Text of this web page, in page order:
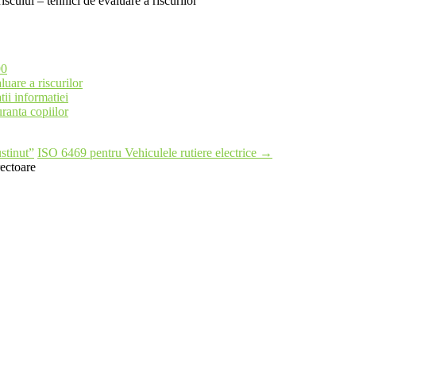
a riscurilor
informatiei
copiilor
ISO 6469 pentru Vehiculele rutiere electrice →